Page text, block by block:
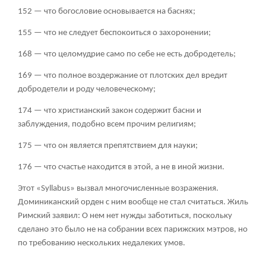
152 — что богословие основывается на баснях;
155 — что не следует беспокоиться о захоронении;
168 — что целомудрие само по себе не есть добродетель;
169 — что полное воздержание от плотских дел вредит
добродетели и роду человеческому;
174 — что христианский закон содержит басни и
заблуждения, подобно всем прочим религиям;
175 — что он является препятствием для науки;
176 — что счастье находится в этой, а не в иной жизни.
Этот «Syllabus» вызвал многочисленные возражения.
Доминиканский орден с ним вообще не стал считаться. Жиль
Римский заявил: О нем нет нужды заботиться, поскольку
сделано это было не на собрании всех парижских мэтров, но
по требованию нескольких недалеких умов.